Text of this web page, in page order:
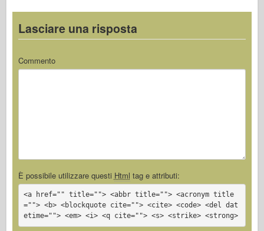
Lasciare una risposta
Commento
È possibile utilizzare questi Html tag e attributi:
<a href="" title=""> <abbr title=""> <acronym title
=""> <b> <blockquote cite=""> <cite> <code> <del dat
etime=""> <em> <i> <q cite=""> <s> <strike> <strong>